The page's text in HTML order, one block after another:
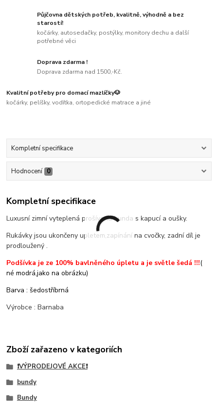
Půjčovna dětských potřeb, kvalitně, výhodně a bez
starostí!
kočárky, autosedačky, postýlky, monitory dechu a další
potřebné věci
Doprava zdarma !
Doprava zdarma nad 1500,-Kč.
Kvalitní potřeby pro domací mazlíčky🐶
kočárky, pelíšky, vodítka, ortopedické matrace a jiné
Kompletní specifikace
Hodnocení 0
Kompletní specifikace
Luxusní zimní vyteplená prošívaná bunda s kapucí a oušky.
Rukávky jsou ukončeny upletem,zapínání na cvočky, zadní díl je
prodloužený .
Podšívka je ze 100% bavlněného úpletu a je světle šedá !!!(
né modrá,jako na obrázku)
Barva : šedostříbrná
Výrobce : Barnaba
Zboží zařazeno v kategoriích
❗VÝPRODEJOVÉ AKCE❗
bundy
Bundy